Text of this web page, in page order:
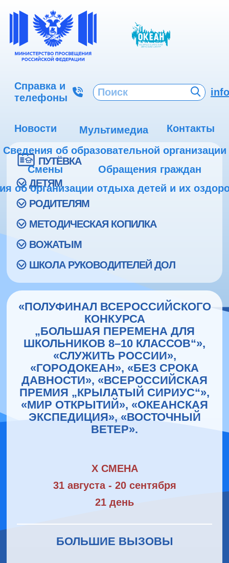
Справка и
телефоны
Новости Мультимедиа
Контакты
Сведения об образовательной организации
Смены
Обращения граждан
об организации отдыха детей и их
ПУТЁВКА
ДЕТЯМ
РОДИТЕЛЯМ
МЕТОДИЧЕСКАЯ КОПИЛКА
ВОЖАТЫМ
ШКОЛА РУКОВОДИТЕЛЕЙ ДОЛ
«ПОЛУФИНАЛ ВСЕРОССИЙСКОГО
КОНКУРСА
„БОЛЬШАЯ ПЕРЕМЕНА ДЛЯ
ШКОЛЬНИКОВ 8–10 КЛАССОВ“»,
«СЛУЖИТЬ РОССИИ»,
«ГОРОДОКЕАН», «БЕЗ СРОКА
ДАВНОСТИ», «ВСЕРОССИЙСКАЯ
ПРЕМИЯ „КРЫЛАТЫЙ СИРИУС“»,
«МИР ОТКРЫТИЙ», «ОКЕАНСКАЯ
ЭКСПЕДИЦИЯ», «ВОСТОЧНЫЙ
ВЕТЕР».
X СМЕНА
31 августа - 20 сентября
21 день
БОЛЬШИЕ ВЫЗОВЫ